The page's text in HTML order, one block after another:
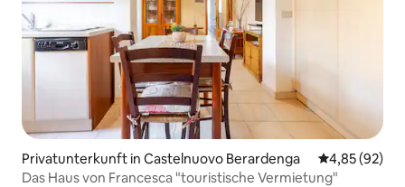
Privatunterkunft in Castelnuovo Berardenga
4,85 (92)
Das Haus von Francesca "touristische Vermietung"